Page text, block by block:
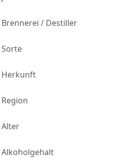
Brennerei / Destiller
Sorte
Herkunft
Region
Alter
Alkoholgehalt